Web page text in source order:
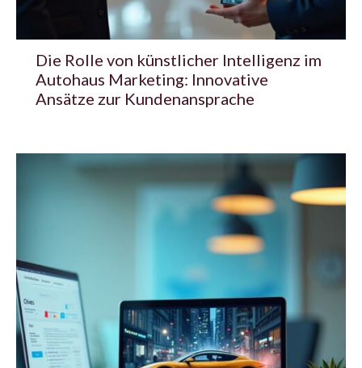
Die Rolle von künstlicher Intelligenz im
Autohaus Marketing: Innovative
Ansätze zur Kundenansprache